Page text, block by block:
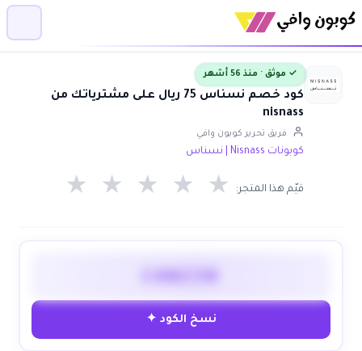
✓ موثق · منذ 56 أشهر
كود خصم نسناس 75 ريال على مشترياتك من
nisnass
فريق تحرير كوبون وافي
كوبونات Nisnass | نسناس
قيّم هذا المتجر: ★ ★ ★ ★ ★
نسخ الكود ✦